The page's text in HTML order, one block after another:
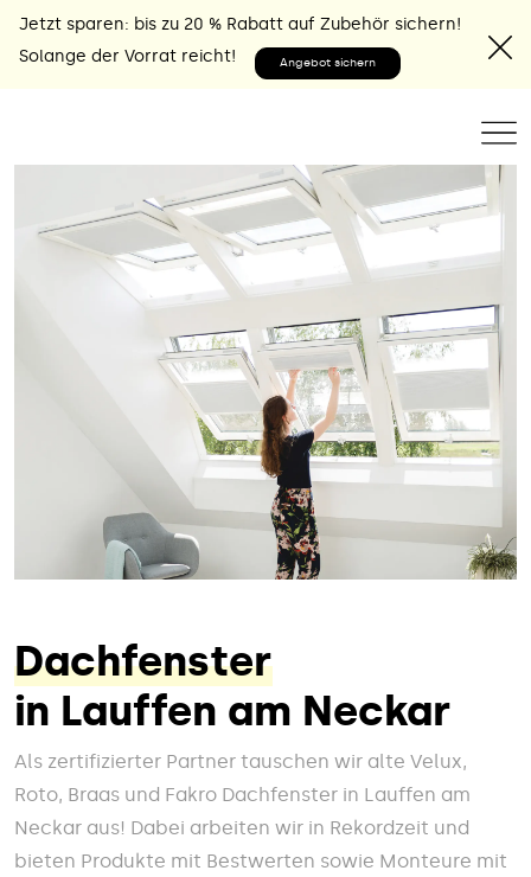
Jetzt sparen: bis zu 20 % Rabatt auf Zubehör sichern!
Solange der Vorrat reicht!
Angebot sichern
Dachfenster
in Lauffen am Neckar
Als zertifizierter Partner tauschen wir alte Velux,
Roto, Braas und Fakro Dachfenster in Lauffen am
Neckar aus! Dabei arbeiten wir in Rekordzeit und
bieten Produkte mit Bestwerten sowie Monteure mit